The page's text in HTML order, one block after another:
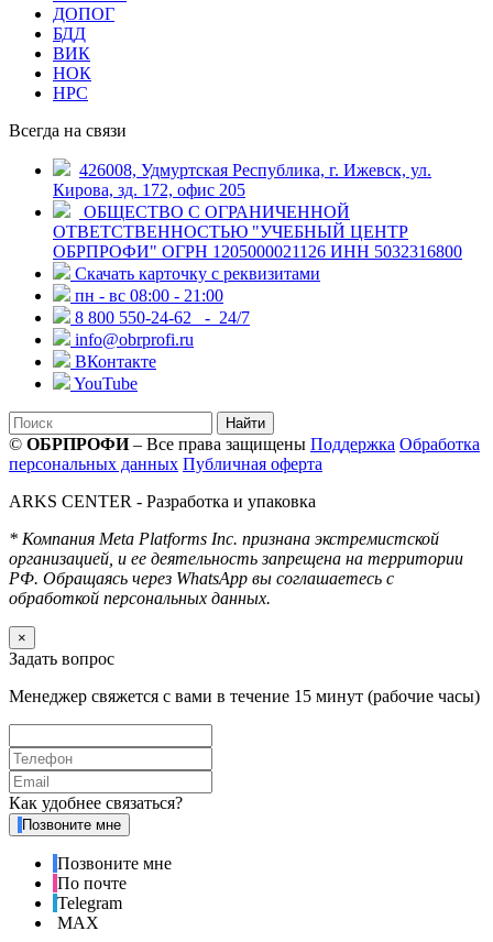
ДОПОГ
БДД
ВИК
НОК
НРС
Всегда на связи
426008, Удмуртская Республика, г. Ижевск, ул.
Кирова, зд. 172, офис 205
ОБЩЕСТВО С ОГРАНИЧЕННОЙ
ОТВЕТСТВЕННОСТЬЮ "УЧЕБНЫЙ ЦЕНТР
ОБРПРОФИ" ОГРН 1205000021126 ИНН 5032316800
Скачать карточку с реквизитами
пн - вс 08:00 - 21:00
8 800 550-24-62
- 24/7
info@obrprofi.ru
ВКонтакте
YouTube
Найти
© ОБРПРОФИ– Все права защищены Поддержка Обработка
персональных данных Публичная оферта
ARKS CENTER - Разработка и упаковка
* Компания Meta Platforms Inc. признана экстремистской
организацией, и ее деятельность запрещена на территории
РФ. Обращаясь через WhatsApp вы соглашаетесь с
обработкой персональных данных.
×
Задать вопрос
Менеджер свяжется с вами в течение 15 минут (рабочие часы)
Как удобнее связаться?
Позвоните мне
Позвоните мне
По почте
Telegram
MAX